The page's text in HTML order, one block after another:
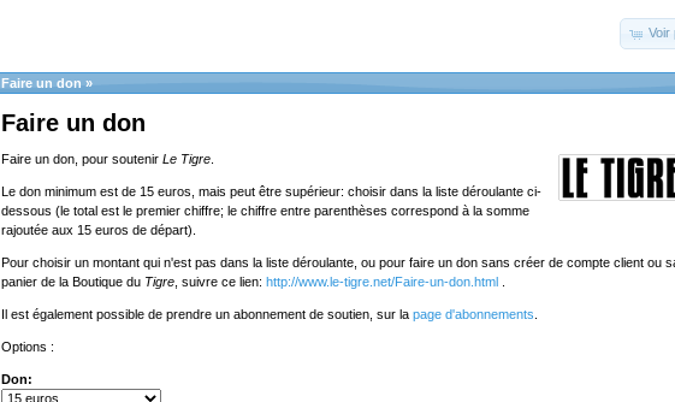
Voir
Faire un don »
Faire un don
Faire un don, pour soutenir Le Tigre
Le don minimum est de 15 euros, mais peut être supérieur: choisir dans la liste déroulante ci-
dessous (le total est le premier chiffre; le chiffre entre parenthèses correspond à la somme
rajoutée aux 15 euros de départ).
Pour choisir un montant qui n'est pas dans la liste déroulante, ou pour faire un don sans créer de compte client ou
panier de la Boutique du Tigre , suivre ce lien: http://www.le-tigre.net/Faire-un-don.html
Il est également possible de prendre un abonnement de soutien, sur la page d'abonnements
Options :
Don: